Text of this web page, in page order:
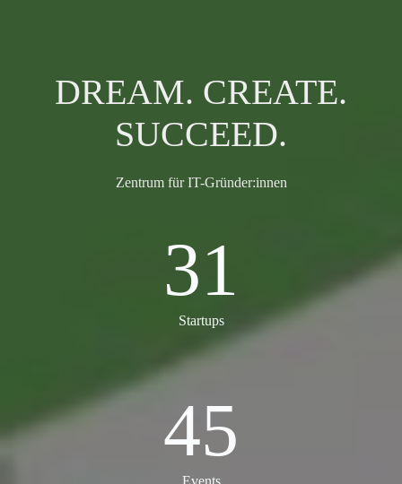
DREAM. CREATE.
SUCCEED.
Zentrum für IT-Gründer:innen
31
Startups
45
Events